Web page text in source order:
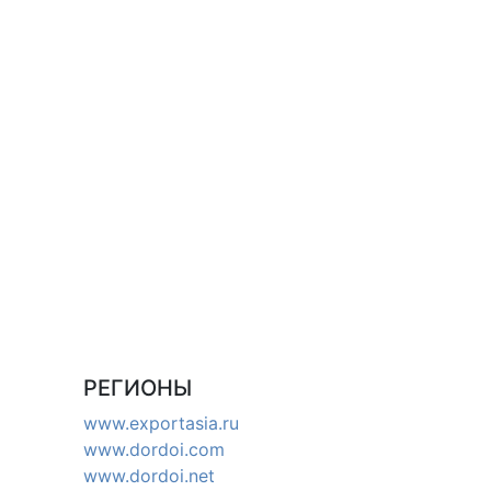
РЕГИОНЫ
www.exportasia.ru
www.dordoi.com
www.dordoi.net